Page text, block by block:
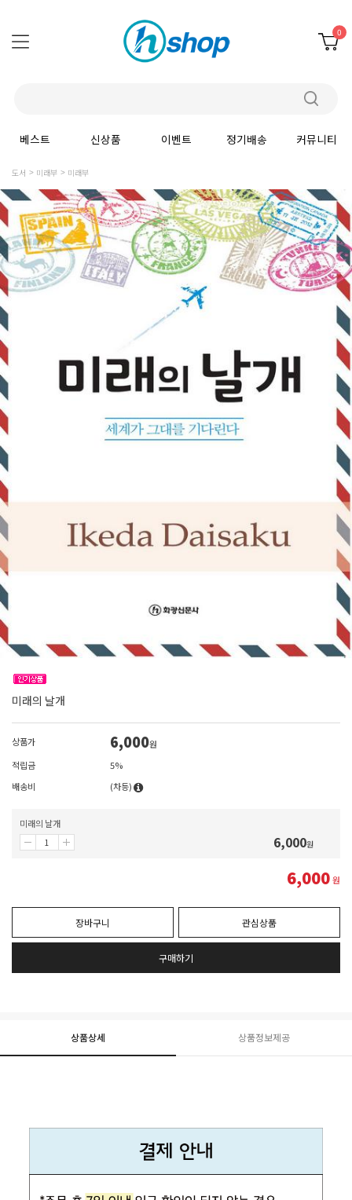
0
베스트 신상품 이벤트 정기배송 커뮤니티
도서 미래부 미래부
미래의 날개
상품가 6,000원
적립금
5%
배송비
(차등)
미래의 날개
6,000원
6,000원
장바구니 관심상품
구매하기
상품상세 상품정보제공